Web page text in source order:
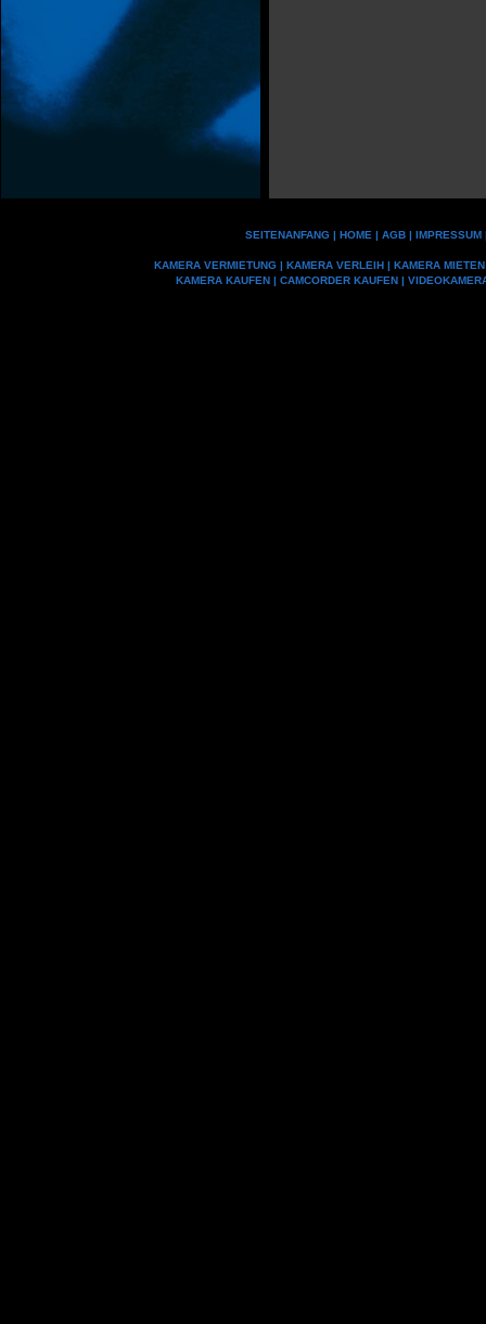
SEITENANFANG| HOME | AGB| IMPRESSUM
KAMERA VERMIETUNG | KAMERA VERLEIH | KAMERA MIETEN
KAMERA KAUFEN | CAMCORDER KAUFEN |